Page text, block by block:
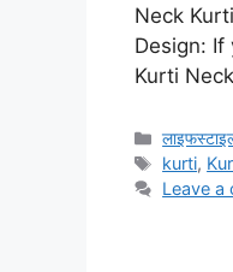
Neck
Design:
Kurti
Tags
kurti,
Leave a